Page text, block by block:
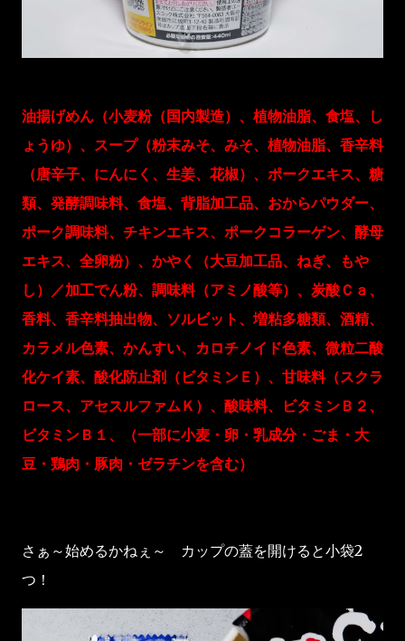
油揚げめん（小麦粉（国内製造）、植物油脂、食塩、し
ょうゆ）、スープ（粉末みそ、みそ、植物油脂、香辛料
（唐辛子、にんにく、生姜、花椒）、ポークエキス、糖
類、発酵調味料、食塩、背脂加工品、おからパウダー、
ポーク調味料、チキンエキス、ポークコラーゲン、酵母
エキス、全卵粉）、かやく（大豆加工品、ねぎ、もや
し）／加工でん粉、調味料（アミノ酸等）、炭酸Ｃａ、
香料、香辛料抽出物、ソルビット、増粘多糖類、酒精、
カラメル色素、かんすい、カロチノイド色素、微粒二酸
化ケイ素、酸化防止剤（ビタミンＥ）、甘味料（スクラ
ロース、アセスルファムＫ）、酸味料、ビタミンＢ２、
ビタミンＢ１、（一部に小麦・卵・乳成分・ごま・大
豆・鶏肉・豚肉・ゼラチンを含む）
さぁ～始めるかねぇ～ カップの蓋を開けると小袋2
つ！